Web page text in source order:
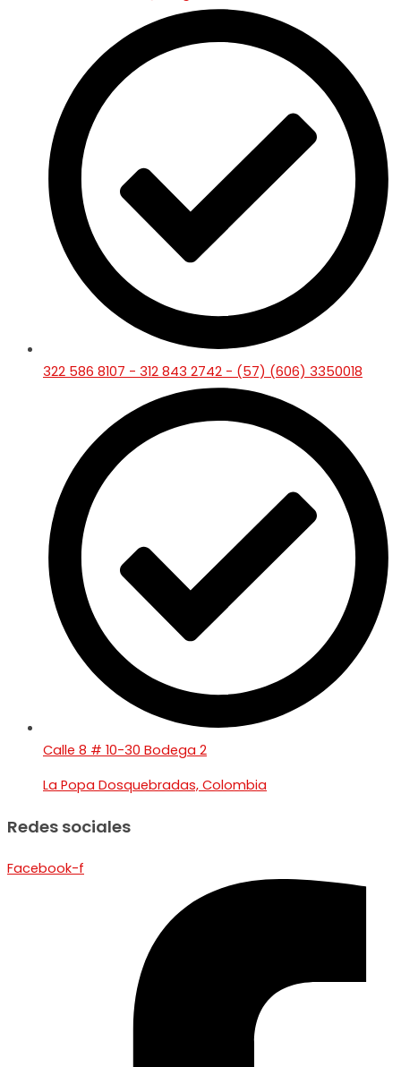
322 586 8107 - 312 843 2742 - (57) (606) 3350018
Calle 8 # 10-30 Bodega 2
La Popa Dosquebradas, Colombia
Redes sociales
Facebook-f